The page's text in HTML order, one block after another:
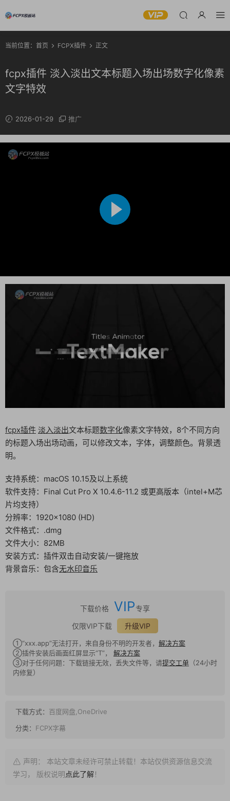
当前位置： 首页 FCPX插件 正文
fcpx插件 淡入淡出文本标题入场出场数字化像素
文字特效
2026-01-29 推广
fcpx插件 淡入淡出文本标题数字化像素文字特效，8个不同方向
的标题入场出场动画，可以修改文本，字体，调整颜色。背景透
明。
支持系统：macOS 10.15及以上系统
软件支持：Final Cut Pro X 10.4.6-11.2 或更高版本（intel+M芯
片均支持）
分辨率：1920×1080 (HD)
文件格式：.dmg
文件大小：82MB
安装方式：插件双击自动安装/一键拖放
背景音乐：包含无水印音乐
下载价格 VIP专享
仅限VIP下载
升级VIP
①“xxx.app”无法打开，来自身份不明的开发者， 解决方案
②插件安装后画面红屏显示“T”， 解决方案
③对于任何问题：下载链接无效，丢失文件等，请提交工单 （24小时
内修复）
下载方式： 百度网盘,OneDrive
分类： FCPX字幕
声明： 本站文章未经许可禁止转载！本站仅供资源信息交流
学习， 版权说明点此了解！